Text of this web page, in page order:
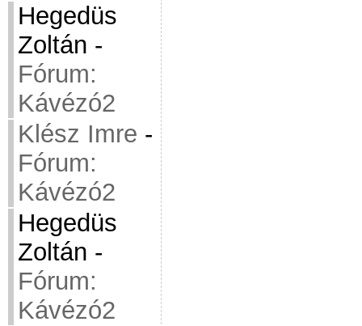
Hegedüs
Zoltán -
Fórum:
Kávézó2
Klész Imre -
Fórum:
Kávézó2
Hegedüs
Zoltán -
Fórum:
Kávézó2